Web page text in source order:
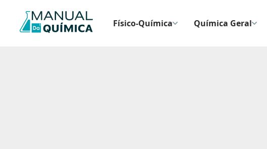
Físico-Química Química Geral